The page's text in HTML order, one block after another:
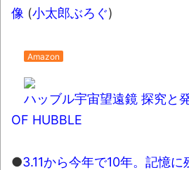
像 (小太郎ぶろぐ)
Amazon
ハッブル宇宙望遠鏡 探究と
OF HUBBLE
●3.11から今年で10年。記憶